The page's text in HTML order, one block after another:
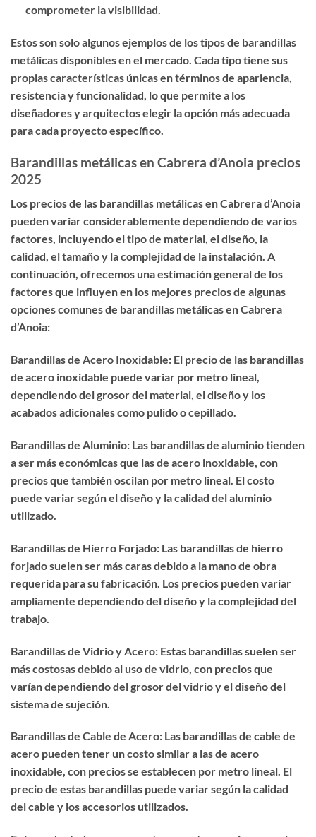
comprometer la visibilidad.
Estos son solo algunos ejemplos de los tipos de barandillas
metálicas disponibles en el mercado. Cada tipo tiene sus
propias características únicas en términos de apariencia,
resistencia y funcionalidad, lo que permite a los
diseñadores y arquitectos elegir la opción más adecuada
para cada proyecto específico.
Barandillas metálicas en Cabrera d’Anoia precios
2025
Los precios de las barandillas metálicas en Cabrera d’Anoia
pueden variar considerablemente dependiendo de varios
factores, incluyendo el tipo de material, el diseño, la
calidad, el tamaño y la complejidad de la instalación. A
continuación, ofrecemos una estimación general de los
factores que influyen en los mejores precios de algunas
opciones comunes de barandillas metálicas en Cabrera
d’Anoia:
Barandillas de Acero Inoxidable: El precio de las barandillas
de acero inoxidable puede variar por metro lineal,
dependiendo del grosor del material, el diseño y los
acabados adicionales como pulido o cepillado.
Barandillas de Aluminio: Las barandillas de aluminio tienden
a ser más económicas que las de acero inoxidable, con
precios que también oscilan por metro lineal. El costo
puede variar según el diseño y la calidad del aluminio
utilizado.
Barandillas de Hierro Forjado: Las barandillas de hierro
forjado suelen ser más caras debido a la mano de obra
requerida para su fabricación. Los precios pueden variar
ampliamente dependiendo del diseño y la complejidad del
trabajo.
Barandillas de Vidrio y Acero: Estas barandillas suelen ser
más costosas debido al uso de vidrio, con precios que
varían dependiendo del grosor del vidrio y el diseño del
sistema de sujeción.
Barandillas de Cable de Acero: Las barandillas de cable de
acero pueden tener un costo similar a las de acero
inoxidable, con precios se establecen por metro lineal. El
precio de estas barandillas puede variar según la calidad
del cable y los accesorios utilizados.